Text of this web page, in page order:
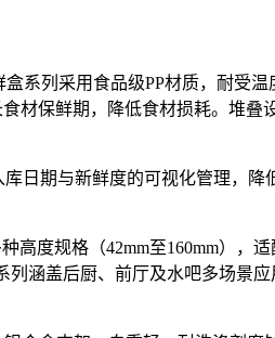
系列采用食品级PP材质，耐受
材保鲜期，降低食材损耗。堆叠
日期与新鲜度的可视化管理，
度规格（42mm至160mm），
涵盖后厨、前厅及水吧多场景